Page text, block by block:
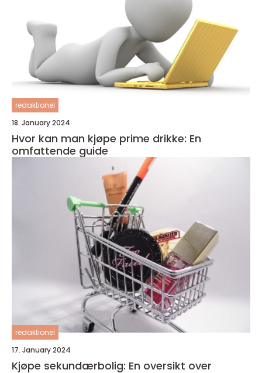
redaktionel
18. January 2024
Hvor kan man kjøpe prime drikke: En
omfattende guide
redaktionel
17. January 2024
Kjøpe sekundærbolig: En oversikt over